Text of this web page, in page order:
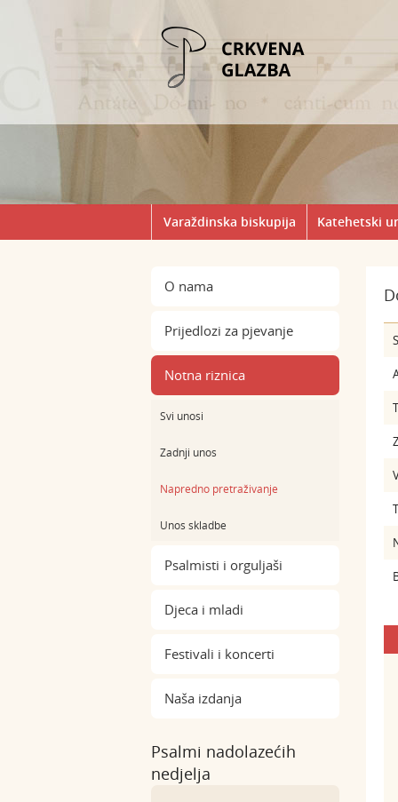
Varaždinska biskupija Katehetski
O nama
Prijedlozi za pjevanje
Notna riznica
Svi unosi
Zadnji unos
Napredno pretraživanje
Unos skladbe
Psalmisti i orguljaši
Djeca i mladi
Festivali i koncerti
Naša izdanja
Psalmi nadolazećih
nedjelja